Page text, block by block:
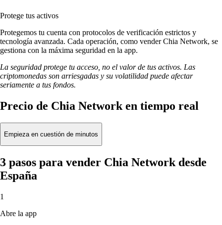
Protege tus activos
Protegemos tu cuenta con protocolos de verificación estrictos y
tecnología avanzada. Cada operación, como vender Chia Network, se
gestiona con la máxima seguridad en la app.
La seguridad protege tu acceso, no el valor de tus activos. Las
criptomonedas son arriesgadas y su volatilidad puede afectar
seriamente a tus fondos.
Precio de Chia Network en tiempo real
Empieza en cuestión de minutos
3 pasos para vender Chia Network desde
España
1
Abre la app